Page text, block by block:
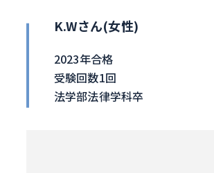
K.Wさん(女性)
2023年合格
受験回数1回
法学部法律学科卒